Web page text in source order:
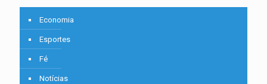
Economia
Esportes
Fé
Notícias